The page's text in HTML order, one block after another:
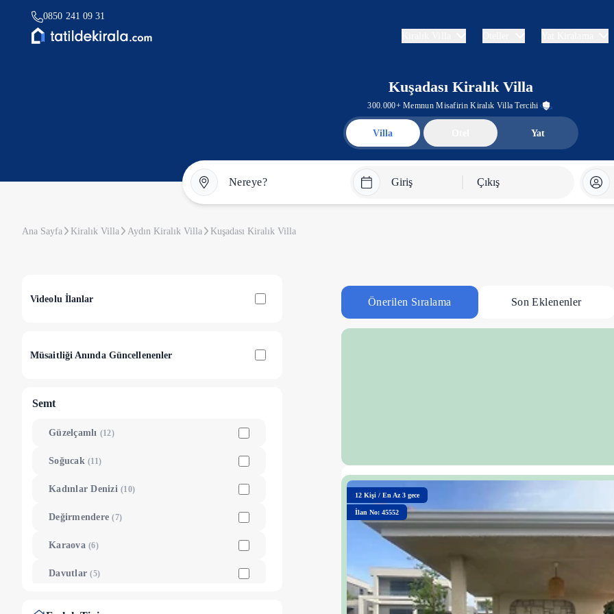
0850 241 09 31
Kuşadası Kiralık Villa
300.000+ Memnun Misafirin Kiralık Villa Tercihi
Villa Yat
Giriş Çıkış
Ana Sayfa Kiralık Villa Aydın Kiralık Villa Kuşadası Kiralık Villa
Videolu İlanlar
Müsaitliği Anında Güncellenenler
Semt
Güzelçamlı (12)
Soğucak (11)
Kadınlar Denizi (10)
Değirmendere (7)
Karaova (6)
Davutlar (5)
Önerilen Sıralama Son Eklenenler
12 Kişi / En Az 3 gece
İlan No: 45552